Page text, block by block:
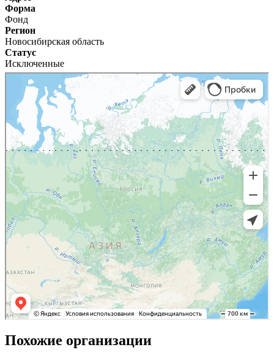
Форма
Фонд
Регион
Новосибирская область
Статус
Исключенные
Похожие организации